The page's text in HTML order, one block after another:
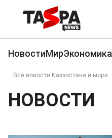
НовостиМирЭкономика
Все новости Казахстана и мира
НОВОСТИ